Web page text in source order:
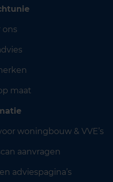
ons
maat
woningbouw & VVE’s
aanvragen
adviespagina’s